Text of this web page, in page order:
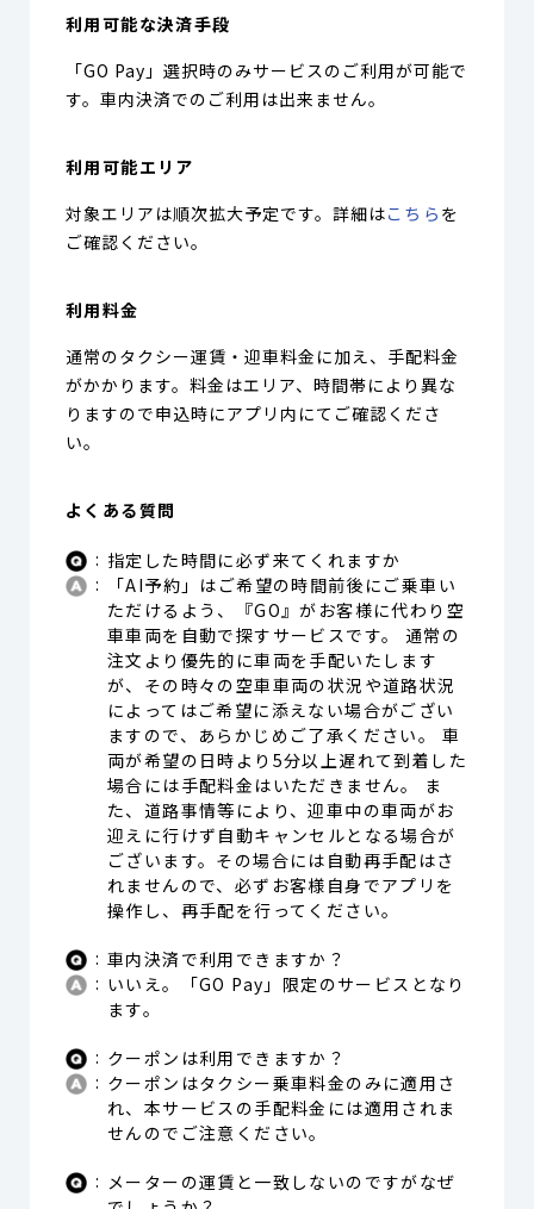
利用可能な決済手段
「GO Pay」選択時のみサービスのご利用が可能で
す。車内決済でのご利用は出来ません。
利用可能エリア
対象エリアは順次拡大予定です。詳細はこちら を
ご確認ください。
利用料金
通常のタクシー運賃・迎車料金に加え、手配料金
がかかります。料金はエリア、時間帯により異な
りますので申込時にアプリ内にてご確認くださ
い。
よくある質問
指定した時間に必ず来てくれますか
「AI予約」はご希望の時間前後にご乗車い
ただけるよう、『GO』がお客様に代わり空
車車両を自動で探すサービスです。 通常の
注文より優先的に車両を手配いたします
が、その時々の空車車両の状況や道路状況
によってはご希望に添えない場合がござい
ますので、あらかじめご了承ください。 車
両が希望の日時より5分以上遅れて到着した
場合には手配料金はいただきません。 ま
た、道路事情等により、迎車中の車両がお
迎えに行けず自動キャンセルとなる場合が
ございます。その場合には自動再手配はさ
れませんので、必ずお客様自身でアプリを
操作し、再手配を行ってください。
車内決済で利用できますか？
いいえ。「GO Pay」限定のサービスとなり
ます。
クーポンは利用できますか？
クーポンはタクシー乗車料金のみに適用さ
れ、本サービスの手配料金には適用されま
せんのでご注意ください。
メーターの運賃と一致しないのですがなぜ